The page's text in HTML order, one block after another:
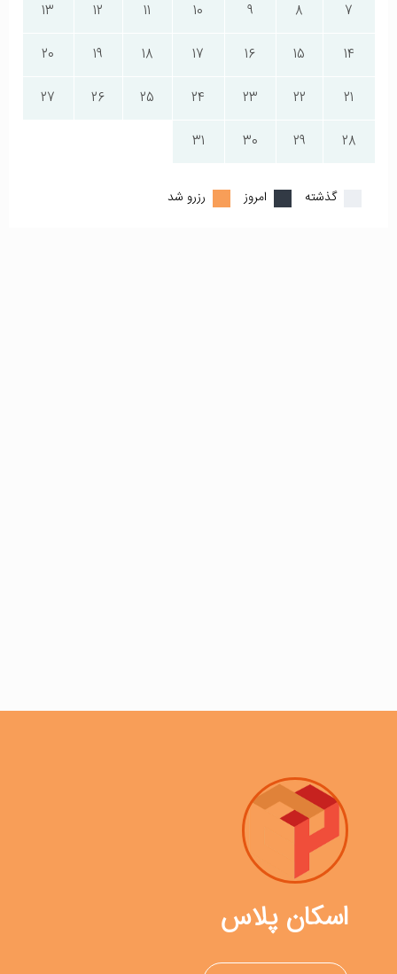
7
8
9
10
11
12
13
14
15
16
17
18
19
20
21
22
23
24
25
26
27
28
29
30
31
گذشته امروز رزرو شد
اسکان پلاس